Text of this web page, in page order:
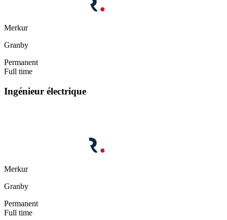
Merkur
Granby
Permanent
Full time
Ingénieur électrique
Merkur
Granby
Permanent
Full time